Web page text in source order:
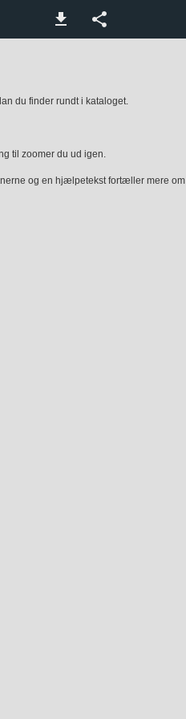
du finder rundt i kataloget.
til zoomer du ud igen.
og en hjælpetekst fortæller mere om